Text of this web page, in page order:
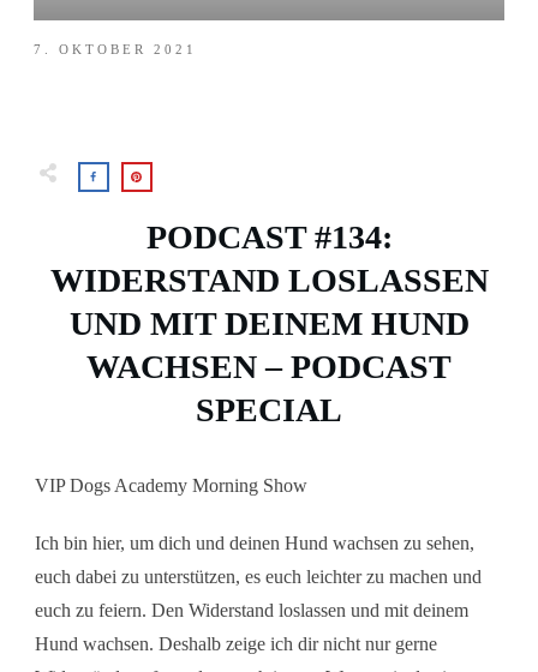
7. OKTOBER 2021
PODCAST #134:
WIDERSTAND LOSLASSEN
UND MIT DEINEM HUND
WACHSEN – PODCAST
SPECIAL
VIP Dogs Academy Morning Show
Ich bin hier, um dich und deinen Hund wachsen zu sehen,
euch dabei zu unterstützen, es euch leichter zu machen und
euch zu feiern. Den Widerstand loslassen und mit deinem
Hund wachsen. Deshalb zeige ich dir nicht nur gerne